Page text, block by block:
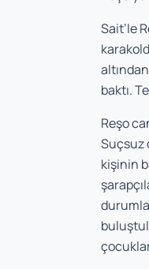
Sait’le
baktı.
Reşo
Suçsuz
kişinin